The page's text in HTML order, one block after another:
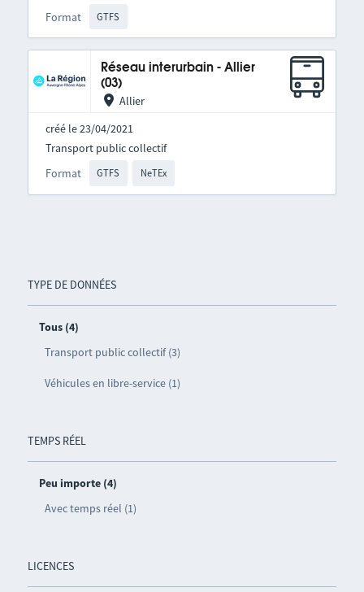
TYPE DE DONNÉES
Tous (4)
Transport public collectif (3)
Véhicules en libre-service (1)
TEMPS RÉEL
Peu importe (4)
Avec temps réel (1)
LICENCES
Format GTFS
Réseau interurbain - Allier
(03)
Allier
créé le 23/04/2021
Format GTFS NeTEx
Transport public collectif